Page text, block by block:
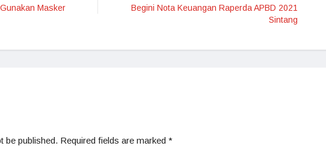
Masker
Begini Nota Keuangan Raperda APBD 2021
Sintang
be published. Required fields are marked *